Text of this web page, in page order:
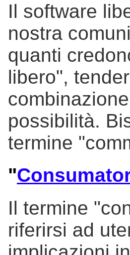
Il software
nostra
quanti
libero",
possibilità.
termine
"
Il termine
riferirsi ad